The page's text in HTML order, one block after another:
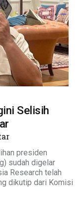
Selisih
presiden
sudah digelar
Research telah
dikutip dari Komisi